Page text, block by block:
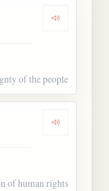
Dengarkan
of the people
Dengarkan
of human rights